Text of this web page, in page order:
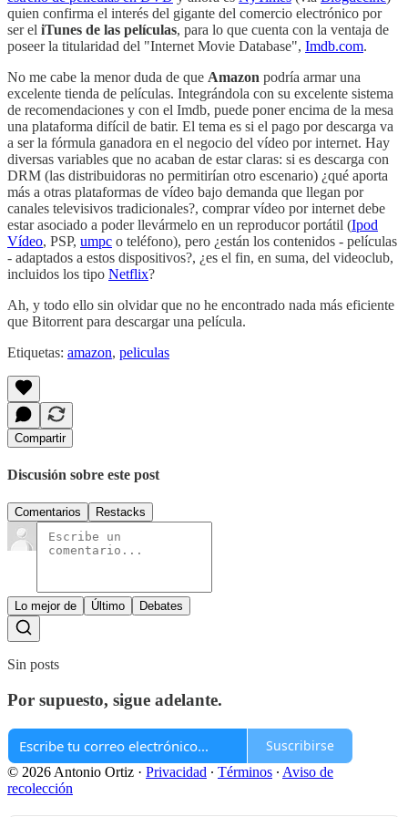
quien confirma el interés del gigante del comercio electrónico por
ser el iTunes de las películas, para lo que cuenta con la ventaja de
poseer la titularidad del "Internet Movie Database", Imdb.com.
No me cabe la menor duda de que Amazon podría armar una
excelente tienda de películas. Integrándola con su excelente sistema
de recomendaciones y con el Imdb, puede poner encima de la mesa
una plataforma difícil de batir. El tema es si el pago por descarga va
a ser la fórmula ganadora en el negocio del vídeo por internet. Hay
diversas variables que no acaban de estar claras: si es descarga con
DRM (las distribuidoras no permitirían otro escenario) ¿qué aporta
más a otras plataformas de vídeo bajo demanda que llegan por
canales televisivos tradicionales?, comprar vídeo por internet debe
estar asociado a poder llevármelo en un reproducor portátil (Ipod
Vídeo, PSP, umpc o teléfono), pero ¿están los contenidos - películas
- adaptados a estos dispositivos?, ¿es el fin, en suma, del videoclub,
incluidos los tipo Netflix?
Ah, y todo ello sin olvidar que no he encontrado nada más eficiente
que Bitorrent para descargar una película.
Etiquetas: amazon, peliculas
Compartir
Discusión sobre este post
Comentarios Restacks
Lo mejor de Último Debates
Sin posts
Por supuesto, sigue adelante.
Suscribirse
© 2026 Antonio Ortiz · Privacidad ∙ Términos ∙ Aviso de
recolección